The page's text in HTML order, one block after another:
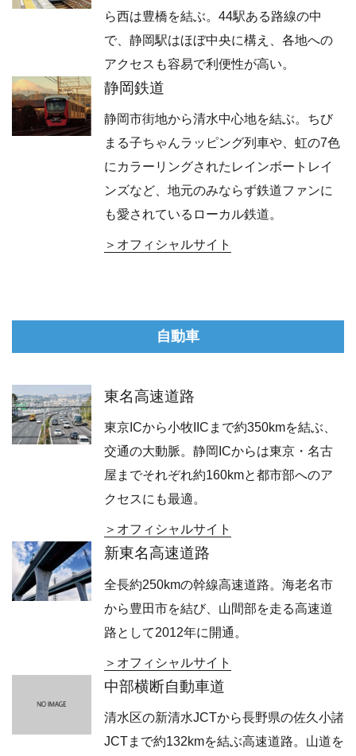
ら西は豊橋を結ぶ。44駅ある路線の中
で、静岡駅はほぼ中央に構え、各地への
アクセスも容易で利便性が高い。
静岡鉄道
静岡市街地から清水中心地を結ぶ。ちび
まる子ちゃんラッピング列車や、虹の7色
にカラーリングされたレインボートレイ
ンズなど、地元のみならず鉄道ファンに
も愛されているローカル鉄道。
オフィシャルサイト
自動車
東名高速道路
東京ICから小牧IICまで約350kmを結ぶ、
交通の大動脈。静岡ICからは東京・名古
屋までそれぞれ約160kmと都市部へのア
クセスにも最適。
オフィシャルサイト
新東名高速道路
全長約250kmの幹線高速道路。海老名市
から豊田市を結び、山間部を走る高速道
路として2012年に開通。
オフィシャルサイト
中部横断自動車道
清水区の新清水JCTから長野県の佐久小諸
JCTまで約132kmを結ぶ高速道路。山道を